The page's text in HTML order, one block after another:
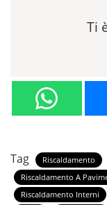
Ti
Tag Riscaldamento
Riscaldamento A
Riscaldamento Interni